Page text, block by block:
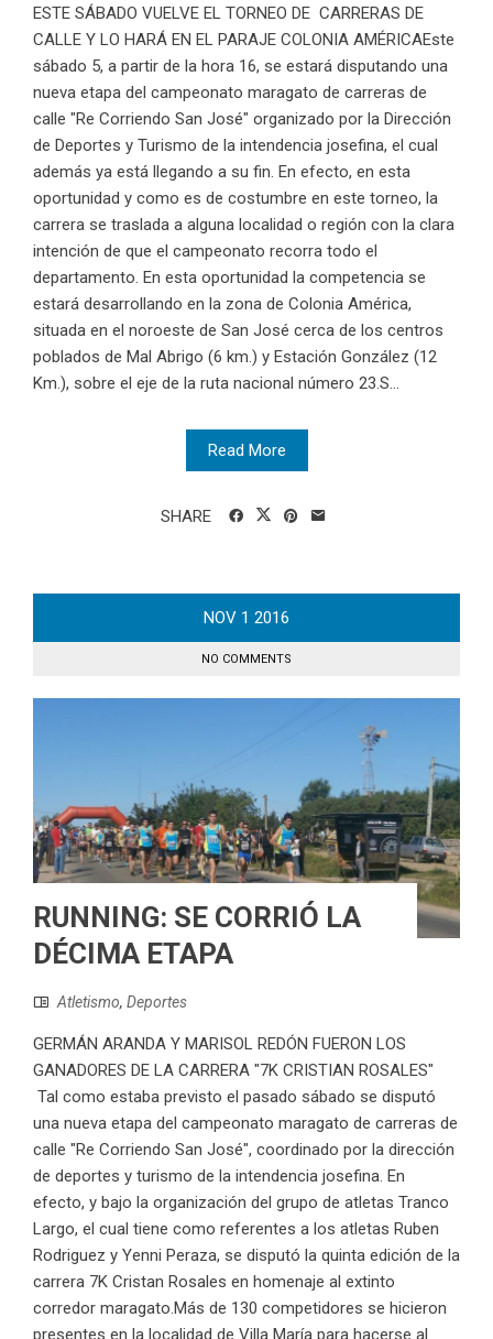
ESTE SÁBADO VUELVE EL TORNEO DE CARRERAS DE
CALLE Y LO HARÁ EN EL PARAJE COLONIA AMÉRICAEste
sábado 5, a partir de la hora 16, se estará disputando una
nueva etapa del campeonato maragato de carreras de
calle "Re Corriendo San José" organizado por la Dirección
de Deportes y Turismo de la intendencia josefina, el cual
además ya está llegando a su fin. En efecto, en esta
oportunidad y como es de costumbre en este torneo, la
carrera se traslada a alguna localidad o región con la clara
intención de que el campeonato recorra todo el
departamento. En esta oportunidad la competencia se
estará desarrollando en la zona de Colonia América,
situada en el noroeste de San José cerca de los centros
poblados de Mal Abrigo (6 km.) y Estación González (12
Km.), sobre el eje de la ruta nacional número 23.S...
Read More
SHARE
NOV 1 2016
NO COMMENTS
RUNNING: SE CORRIÓ LA
DÉCIMA ETAPA
Atletismo, Deportes
GERMÁN ARANDA Y MARISOL REDÓN FUERON LOS
GANADORES DE LA CARRERA "7K CRISTIAN ROSALES"
Tal como estaba previsto el pasado sábado se disputó
una nueva etapa del campeonato maragato de carreras de
calle "Re Corriendo San José", coordinado por la dirección
de deportes y turismo de la intendencia josefina. En
efecto, y bajo la organización del grupo de atletas Tranco
Largo, el cual tiene como referentes a los atletas Ruben
Rodriguez y Yenni Peraza, se disputó la quinta edición de la
carrera 7K Cristan Rosales en homenaje al extinto
corredor maragato.Más de 130 competidores se hicieron